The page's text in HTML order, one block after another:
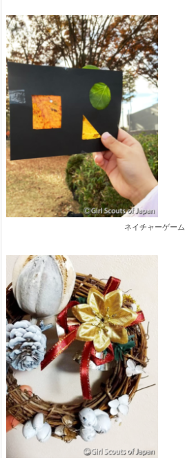
ネイチャーゲーム